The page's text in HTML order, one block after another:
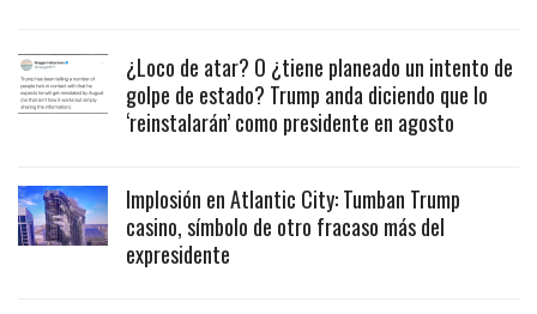
¿Loco de atar? O ¿tiene planeado un intento de
golpe de estado? Trump anda diciendo que lo
‘reinstalarán’ como presidente en agosto
Implosión en Atlantic City: Tumban Trump
casino, símbolo de otro fracaso más del
expresidente